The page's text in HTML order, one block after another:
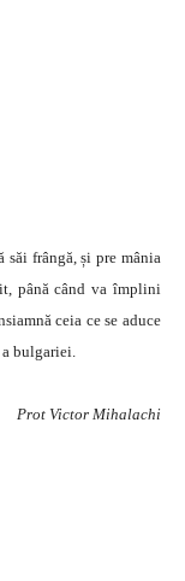
frângă, și pre mânia
până când va împlini
ceia ce se aduce
a bulgariei.
Prot Victor Mihalachi